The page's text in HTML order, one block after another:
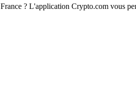
? L'application Crypto.com vous